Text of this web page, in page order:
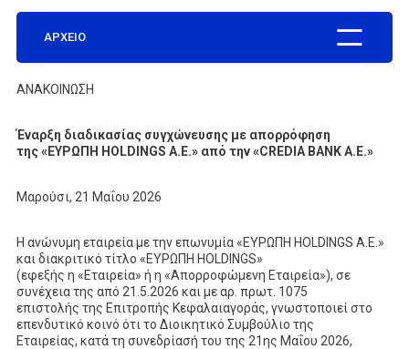
ΑΡΧΕΙΟ
ΑΝΑΚΟΙΝΩΣΗ
Έναρξη διαδικασίας συγχώνευσης με απορρόφηση
της «ΕΥΡΩΠΗ HOLDINGS Α.Ε.» από την «CREDIA BANK Α.Ε.»
Μαρούσι, 21 Μαΐου 2026
Η ανώνυμη εταιρεία με την επωνυμία «ΕΥΡΩΠΗ HOLDINGS Α.Ε.»
και διακριτικό τίτλο «ΕΥΡΩΠΗ HOLDINGS»
(εφεξής η «Εταιρεία» ή η «Απορροφώμενη Εταιρεία»), σε
συνέχεια της από 21.5.2026 και με αρ. πρωτ. 1075
επιστολής της Επιτροπής Κεφαλαιαγοράς, γνωστοποιεί στο
επενδυτικό κοινό ότι το Διοικητικό Συμβούλιο της
Εταιρείας, κατά τη συνεδρίασή του της 21ης Μαΐου 2026,